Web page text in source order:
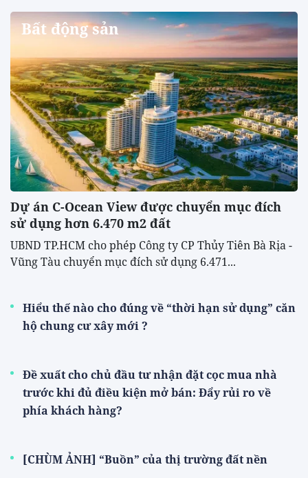
Bất động sản
Dự án C-Ocean View được chuyển mục đích
sử dụng hơn 6.470 m2 đất
UBND TP.HCM cho phép Công ty CP Thủy Tiên Bà Rịa -
Vũng Tàu chuyển mục đích sử dụng 6.471...
Hiểu thế nào cho đúng về “thời hạn sử dụng” căn
hộ chung cư xây mới ?
Đề xuất cho chủ đầu tư nhận đặt cọc mua nhà
trước khi đủ điều kiện mở bán: Đẩy rủi ro về
phía khách hàng?
[CHÙM ẢNH] “Buồn” của thị trường đất nền